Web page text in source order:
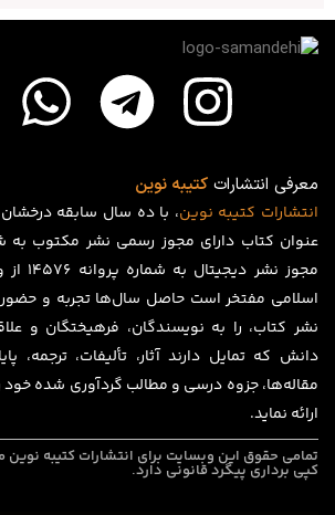
معرفی انتشاراتکتیبه نوین
انتشارات کتیبه نوین، با ده سال سابقه
مجوز
اسلامی مفتخر است حاصل سال‌ها تجربه و
نشر کتاب، را به نویسندگان، فرهیختگان و
دانش که تمایل دارند آثار، تألیفات، ترجمه،
مقاله‌ها، جزوه درسی و مطالب گردآوری شده خود
ارائه نماید.
تمامی حقوق این وبسایت برای انتشارات کتیبه نوین
کپی برداری پیگرد قانونی دارد.